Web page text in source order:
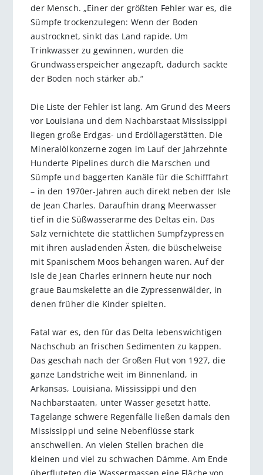
der Mensch. „Einer der größten Fehler war es, die
Sümpfe trockenzulegen: Wenn der Boden
austrocknet, sinkt das Land rapide. Um
Trinkwasser zu gewinnen, wurden die
Grundwasserspeicher angezapft, dadurch sackte
der Boden noch stärker ab.“
Die Liste der Fehler ist lang. Am Grund des Meers
vor Louisiana und dem Nachbarstaat Mississippi
liegen große Erdgas- und Erdöllagerstätten. Die
Mineralölkonzerne zogen im Lauf der Jahrzehnte
Hunderte Pipelines durch die Marschen und
Sümpfe und baggerten Kanäle für die Schifffahrt
– in den 1970er-Jahren auch direkt neben der Isle
de Jean Charles. Daraufhin drang Meerwasser
tief in die Süßwasserarme des Deltas ein. Das
Salz vernichtete die stattlichen Sumpfzypressen
mit ihren ausladenden Ästen, die büschelweise
mit Spanischem Moos behangen waren. Auf der
Isle de Jean Charles erinnern heute nur noch
graue Baumskelette an die Zypressenwälder, in
denen früher die Kinder spielten.
Fatal war es, den für das Delta lebenswichtigen
Nachschub an frischen Sedimenten zu kappen.
Das geschah nach der Großen Flut von 1927, die
ganze Landstriche weit im Binnenland, in
Arkansas, Louisiana, Mississippi und den
Nachbarstaaten, unter Wasser gesetzt hatte.
Tagelange schwere Regenfälle ließen damals den
Mississippi und seine Nebenflüsse stark
anschwellen. An vielen Stellen brachen die
kleinen und viel zu schwachen Dämme. Am Ende